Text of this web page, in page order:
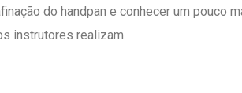
do handpan e conhecer um pouco
instrutores realizam.